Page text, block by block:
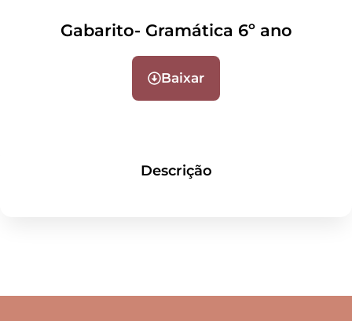
Gabarito- Gramática 6º ano
Baixar
Descrição